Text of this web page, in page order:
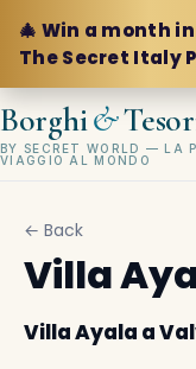
🎄 Win a month
The Secret Italy
Borghi&
BY SECRET WORLD — LA
VIAGGIO AL MONDO
← Back
Villa
Villa Ayala a